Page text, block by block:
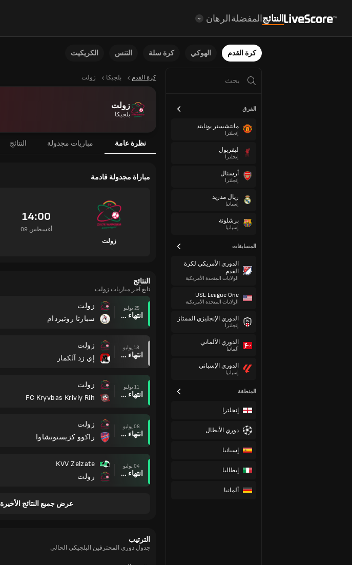
النتائجالمفضلةالرهان
كرة القدم الهوكي كرة سلة التنس الكريكيت
الفرق
مانتشستر يونايتد
إنجلترا
ليفربول
إنجلترا
أرسنال
إنجلترا
ريال مدريد
إسبانيا
برشلونة
إسبانيا
المسابقات
الدوري الأمريكي لكرة
القدم
الولايات المتحدة الأمريكية
USL League One
الولايات المتحدة الأمريكية
الدوري الإنجليزي الممتاز
إنجلترا
الدوري الألماني
ألمانيا
الدوري الإسباني
إسبانيا
المنطقة
إنجلترا
دوري الأبطال
إسبانيا
إيطاليا
ألمانيا
كرة القدم بلجيكا زولت
زولت
بلجيكا
نظرة عامة مباريات مجدولة النتائج
مباراة مجدولة قادمة
زولت
14:00
09 أغسطس
النتائج
تابع آخر مباريات زولت
25 يوليو
انتهاء وقت المباراة
زولت
سبارتا روتيردام
18 يوليو
انتهاء وقت المباراة
زولت
إي زد آلكمار
11 يوليو
انتهاء وقت المباراة
زولت
FC Kryvbas Kriviy Rih
08 يوليو
انتهاء وقت المباراة
زولت
راكوو كزيستوتشاوا
04 يوليو
انتهاء وقت المباراة
KVV Zelzate
زولت
عرض جميع النتائج الأخيرة
الترتيب
جدول دوري المحترفين البلجيكي الحالي